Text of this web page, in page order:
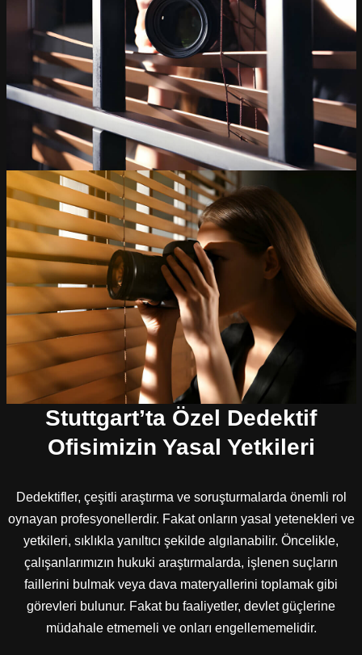
Stuttgart’ta Özel Dedektif
Ofisimizin Yasal Yetkileri
Dedektifler, çeşitli araştırma ve soruşturmalarda önemli rol
oynayan profesyonellerdir. Fakat onların yasal yetenekleri ve
yetkileri, sıklıkla yanıltıcı şekilde algılanabilir. Öncelikle,
çalışanlarımızın hukuki araştırmalarda, işlenen suçların
faillerini bulmak veya dava materyallerini toplamak gibi
görevleri bulunur. Fakat bu faaliyetler, devlet güçlerine
müdahale etmemeli ve onları engellememelidir.